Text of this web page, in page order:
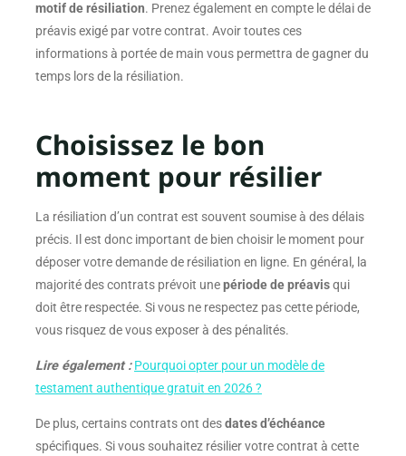
motif de résiliation. Prenez également en compte le délai de
préavis exigé par votre contrat. Avoir toutes ces
informations à portée de main vous permettra de gagner du
temps lors de la résiliation.
Choisissez le bon
moment pour résilier
La résiliation d’un contrat est souvent soumise à des délais
précis. Il est donc important de bien choisir le moment pour
déposer votre demande de résiliation en ligne. En général, la
majorité des contrats prévoit unepériode de préavisqui
doit être respectée. Si vous ne respectez pas cette période,
vous risquez de vous exposer à des pénalités.
Lire également : Pourquoi opter pour un modèle de
testament authentique gratuit en 2026 ?
De plus, certains contrats ont desdates d’échéance
spécifiques. Si vous souhaitez résilier votre contrat à cette